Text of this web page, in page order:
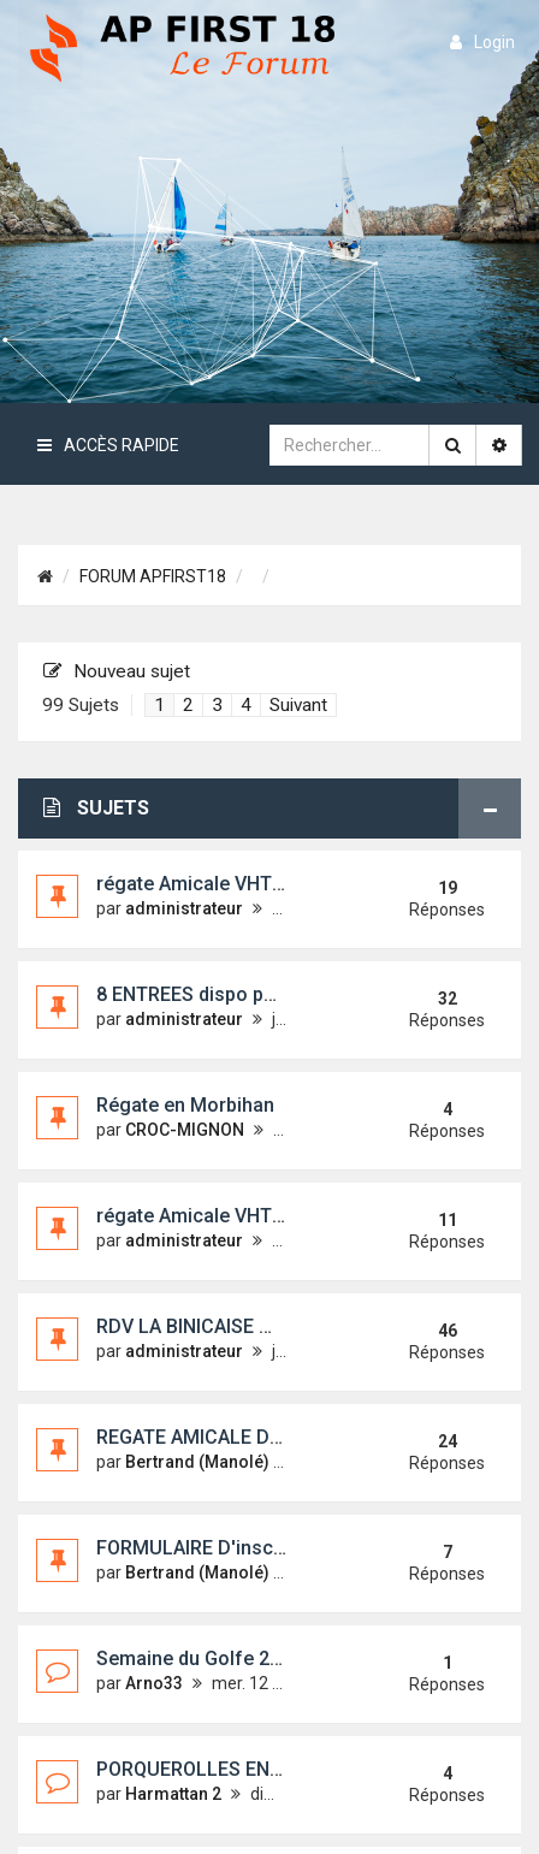
Login
ACCÈS RAPIDE
FORUM APFIRST18
Nouveau sujet
99 Sujets
1 2 3 4 Suivant
SUJETS
régate Amicale VHT vs FIRST 18 ECLUZELLES (28)
par administrateur
19
Réponses
8 ENTREES dispo pour le Nautique 2014
par administrateur jeu. 20 nov. 2014 11:07
32
Réponses
Régate en Morbihan
par CROC-MIGNON
4
Réponses
régate Amicale VHT vs FIRST 18 ECLUZELLES (28)
par administrateur
11
Réponses
RDV LA BINICAISE WE du 20 sept
par administrateur jeu. 24 juil. 2014 06:18
46
Réponses
REGATE AMICALE DE BINIC 2013
par Bertrand (Manolé) dim. 15 sept. 2013 14:49
24
Réponses
FORMULAIRE D'inscription pour notre régate Amicale
par Bertrand (Manolé) mar. 3 sept. 2013 22:45
7
Réponses
Semaine du Golfe 2019
parArno33 mer. 12 déc. 2018 11:57
1
Réponses
PORQUEROLLES EN 2018?
par Harmattan 2 dim. 1 avr. 2018 14:59
4
Réponses